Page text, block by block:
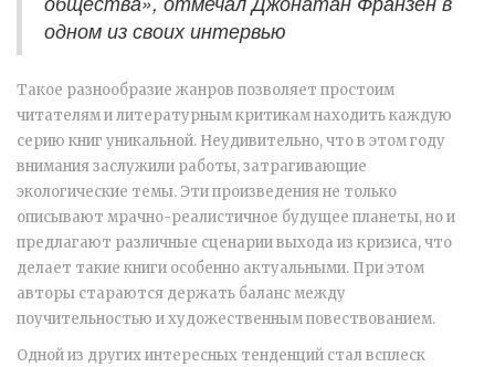
одном из своих интервью
Такое разнообразие жанров позволяет простоим
читателям и литературным критикам находить каждую
серию книг уникальной. Неудивительно, что в этом году
внимания заслужили работы, затрагивающие
экологические темы. Эти произведения не только
описывают мрачно-реалистичное будущее планеты, но и
предлагают различные сценарии выхода из кризиса, что
делает такие книги особенно актуальными. При этом
авторы стараются держать баланс между
поучительностью и художественным повествованием.
Одной из других интересных тенденций стал всплеск